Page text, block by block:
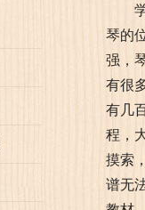
琴的
强，
有很
有几
程，
摸索
谱无